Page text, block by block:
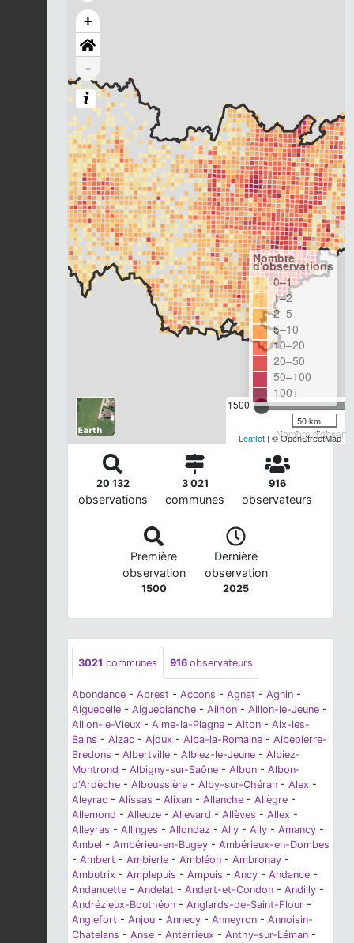
+
-
1500
Nombre
Nombre
d'observations
0–1
1–2
2–5
5–10
10–20
20–50
50–100
100+
50 km
Leaflet | © OpenStreetMap
20 132
observations
3 021
communes
916
observateurs
Première
observation
1500
Dernière
observation
2025
3021 communes 916 observateurs
Abondance - Abrest - Accons - Agnat - Agnin -
Aiguebelle - Aigueblanche - Ailhon - Aillon-le-Jeune -
Aillon-le-Vieux - Aime-la-Plagne - Aiton - Aix-les-
Bains - Aizac - Ajoux - Alba-la-Romaine - Albepierre-
Bredons - Albertville - Albiez-le-Jeune - Albiez-
Montrond - Albigny-sur-Saône - Albon - Albon-
d'Ardèche - Alboussière - Alby-sur-Chéran - Alex -
Aleyrac - Alissas - Alixan - Allanche - Allègre -
Allemond - Alleuze - Allevard - Allèves - Allex -
Alleyras - Allinges - Allondaz - Ally - Ally - Amancy -
Ambel - Ambérieu-en-Bugey - Ambérieux-en-Dombes
- Ambert - Ambierle - Ambléon - Ambronay -
Ambutrix - Amplepuis - Ampuis - Ancy - Andance -
Andancette - Andelat - Andert-et-Condon - Andilly -
Andrézieux-Bouthéon - Anglards-de-Saint-Flour -
Anglefort - Anjou - Annecy - Anneyron - Annoisin-
Chatelans - Anse - Anterrieux - Anthy-sur-Léman -